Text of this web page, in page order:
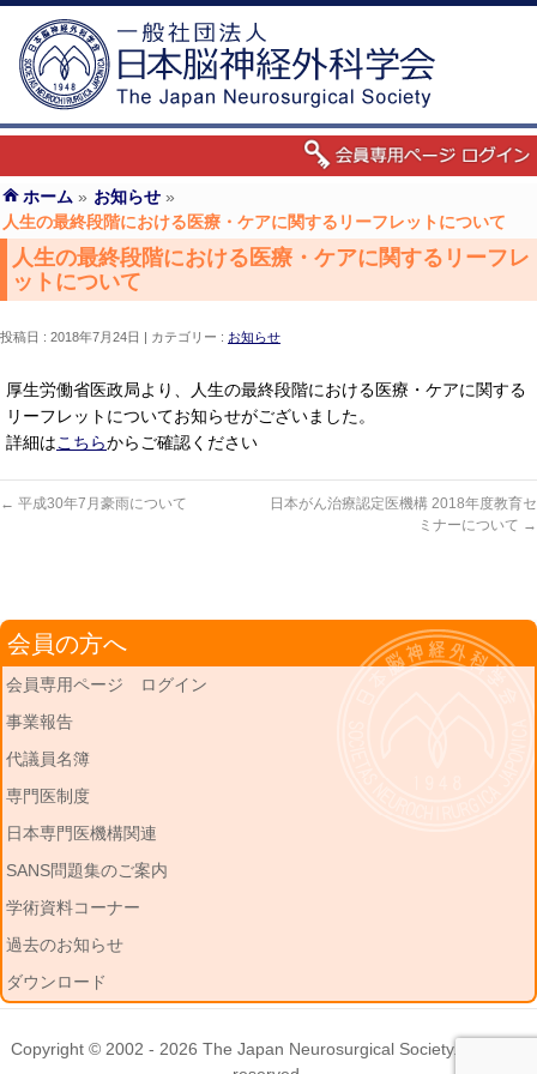
ホーム » お知らせ »
人生の最終段階における医療・ケアに関するリーフレットについて
人生の最終段階における医療・ケアに関するリーフレ
ットについて
投稿日 : 2018年7月24日 カテゴリー : お知らせ
厚生労働省医政局より、人生の最終段階における医療・ケアに関する
リーフレットについてお知らせがございました。
詳細はこちらからご確認ください
← 平成30年7月豪雨について
日本がん治療認定医機構 2018年度教育セ
ミナーについて →
会員の方へ
会員専用ページ ログイン
事業報告
代議員名簿
専門医制度
日本専門医機構関連
SANS問題集のご案内
学術資料コーナー
過去のお知らせ
ダウンロード
Copyright © 2002 - 2026 The Japan Neurosurgical Society. All rights